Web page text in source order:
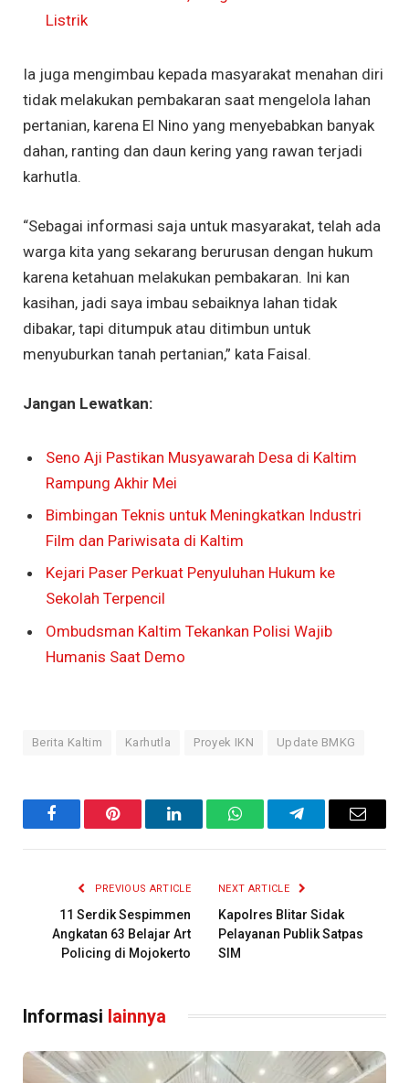
Listrik
Ia juga mengimbau kepada masyarakat menahan diri
tidak melakukan pembakaran saat mengelola lahan
pertanian, karena El Nino yang menyebabkan banyak
dahan, ranting dan daun kering yang rawan terjadi
karhutla.
“Sebagai informasi saja untuk masyarakat, telah ada
warga kita yang sekarang berurusan dengan hukum
karena ketahuan melakukan pembakaran. Ini kan
kasihan, jadi saya imbau sebaiknya lahan tidak
dibakar, tapi ditumpuk atau ditimbun untuk
menyuburkan tanah pertanian,” kata Faisal.
Jangan Lewatkan:
Seno Aji Pastikan Musyawarah Desa di Kaltim
Rampung Akhir Mei
Bimbingan Teknis untuk Meningkatkan Industri
Film dan Pariwisata di Kaltim
Kejari Paser Perkuat Penyuluhan Hukum ke
Sekolah Terpencil
Ombudsman Kaltim Tekankan Polisi Wajib
Humanis Saat Demo
Berita Kaltim Karhutla Proyek IKN Update BMKG
FacebookPinterest LinkedInWhatsAppTelegramEmail
PREVIOUS ARTICLE
11 Serdik Sespimmen
Angkatan 63 Belajar Art
Policing di Mojokerto
NEXT ARTICLE
Kapolres Blitar Sidak
Pelayanan Publik Satpas
SIM
Informasi lainnya